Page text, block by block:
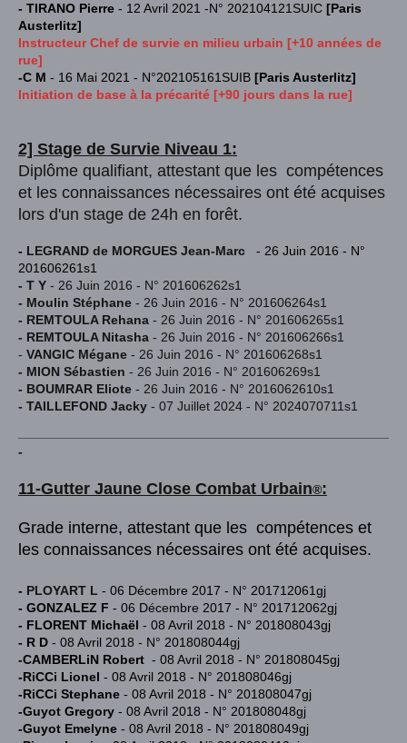
- TIRANO Pierre - 12 Avril 2021 -N° 202104121SUIC [Paris
Austerlitz]
Instructeur Chef de survie en milieu urbain [+10 années de
rue]
-C M - 16 Mai 2021 - N°202105161SUIB [Paris Austerlitz]
Initiation de base à la précarité [+90 jours dans la rue]
2] Stage de Survie Niveau 1:
Diplôme qualifiant, attestant que les compétences
et les connaissances nécessaires ont été acquises
lors d'un stage de 24h en forêt.
- LEGRAND de MORGUES Jean-Marc - 26 Juin 2016 - N°
201606261s1
- T Y - 26 Juin 2016 - N° 201606262s1
- Moulin Stéphane - 26 Juin 2016 - N° 201606264s1
- REMTOULA Rehana - 26 Juin 2016 - N° 201606265s1
- REMTOULA Nitasha - 26 Juin 2016 - N° 201606266s1
- VANGIC Mégane - 26 Juin 2016 - N° 201606268s1
- MION Sébastien - 26 Juin 2016 - N° 201606269s1
- BOUMRAR Eliote - 26 Juin 2016 - N° 2016062610s1
- TAILLEFOND Jacky - 07 Juillet 2024 - N° 2024070711s1
-
11-Gutter Jaune Close Combat Urbain®:
Grade interne, attestant que les compétences et
les connaissances nécessaires ont été acquises.
- PLOYART L - 06 Décembre 2017 - N° 201712061gj
- GONZALEZ F - 06 Décembre 2017 - N° 201712062gj
- FLORENT Michaël - 08 Avril 2018 - N° 201808043gj
- R D - 08 Avril 2018 - N° 201808044gj
-CAMBERLiN Robert - 08 Avril 2018 - N° 201808045gj
-RiCCi Lionel - 08 Avril 2018 - N° 201808046gj
-RiCCi Stephane - 08 Avril 2018 - N° 201808047gj
-Guyot Gregory - 08 Avril 2018 - N° 201808048gj
-Guyot Emelyne - 08 Avril 2018 - N° 201808049gj